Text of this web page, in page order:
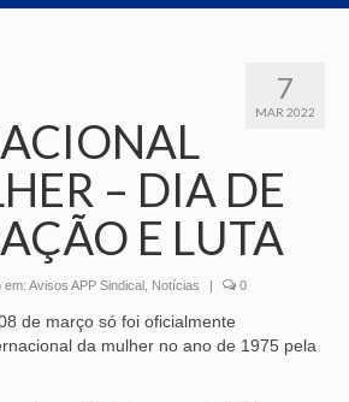
7
MAR 2022
– DIA DE
E LUTA
em: Avisos APP Sindical Notícias 0
de março só foi oficialmente
da mulher no ano de 1975 pela